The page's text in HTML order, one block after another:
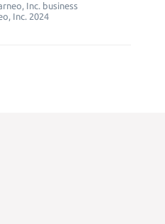
Inc. business
Inc. 2024